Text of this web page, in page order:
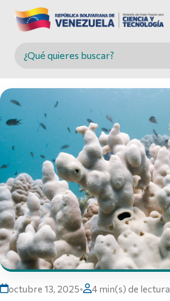
Buscar en MINCYT
octubre 13, 2025• 4 min(s) de lectura